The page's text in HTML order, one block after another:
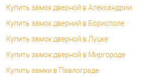
Купить замок дверной в Александрии
Купить замок дверний в Борисполе
Купить замок дверной в Луцке
Купить замок дверной в Миргороде
Купить замки в Павлограде